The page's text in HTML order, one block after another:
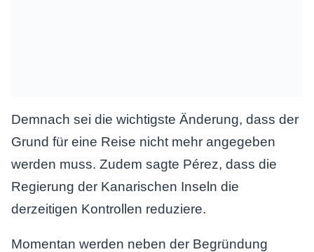
Demnach sei die wichtigste Änderung, dass der
Grund für eine Reise nicht mehr angegeben
werden muss. Zudem sagte Pérez, dass die
Regierung der Kanarischen Inseln die
derzeitigen Kontrollen reduziere.
Momentan werden neben der Begründung